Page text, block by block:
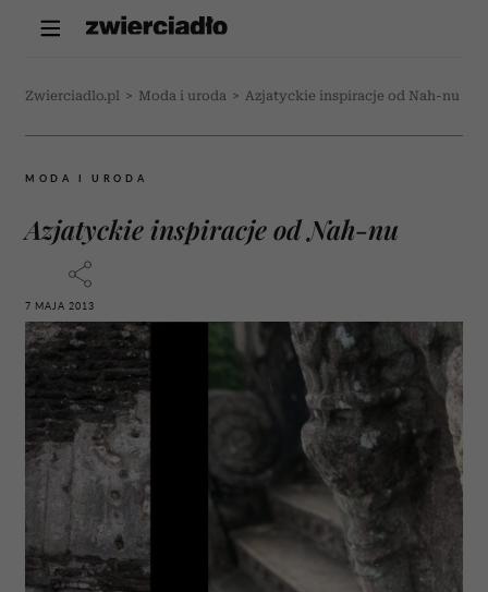
Zwierciadlo.pl > Moda i uroda > Azjatyckie inspiracje od Nah-nu
MODA I URODA
Azjatyckie inspiracje od Nah-nu
7 MAJA 2013